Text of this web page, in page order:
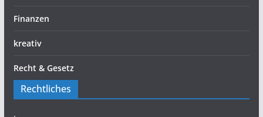
Finanzen
kreativ
Recht & Gesetz
Rechtliches